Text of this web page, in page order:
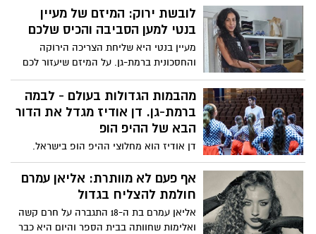
לובשת ירוק: המיזם של מעיין
בנטי למען הסביבה והכיס שלכם
מעיין בנטי היא שליחת הצריכה הירוקה
והחסכונית ברמת-גן. על המיזם שיעזור לכם
להתלבש יפה ולשמור על הסביבה והכיס
מהבמות הגדולות בעולם - לבמה
ברמת-גן. דן אודיז מגדל את הדור
הבא של ההיפ הופ
דן אודיז הוא מחלוצי ההיפ הופ בישראל.
האיש שרקד על הבמות בערים הכי נחשקות
בעולם מלמד את הדור הבא ונותן מקום מיוחד
לבעלי הצרכים המיוחדים
אף פעם לא מוותרת: אליאן עמרם
חולמת להצליח בגדול
אליאן עמרם בת ה-18 התגברה על חרם קשה
ואלימות שחוותה בבית הספר והיום היא כבר